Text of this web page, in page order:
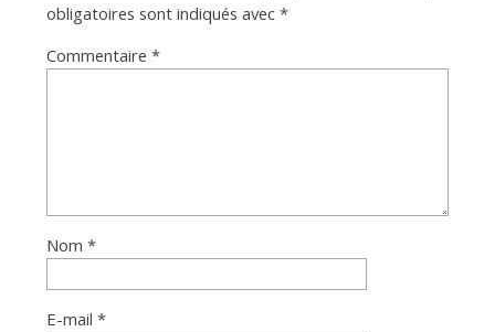
obligatoires sont indiqués avec *
Commentaire *
Nom *
E-mail *